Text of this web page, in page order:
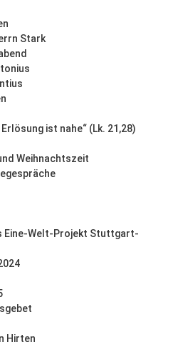
Stark
ist nahe“ (Lk. 21,28)
Weihnachtszeit
Eine-Welt-Projekt Stuttgart-
Hirten